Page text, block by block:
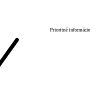
Prioritné informácie